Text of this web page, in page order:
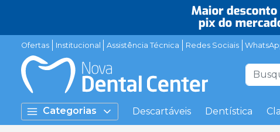
Ofertas Institucional Assistência Técnica Redes Sociais
Categorias Descartáveis Dentística